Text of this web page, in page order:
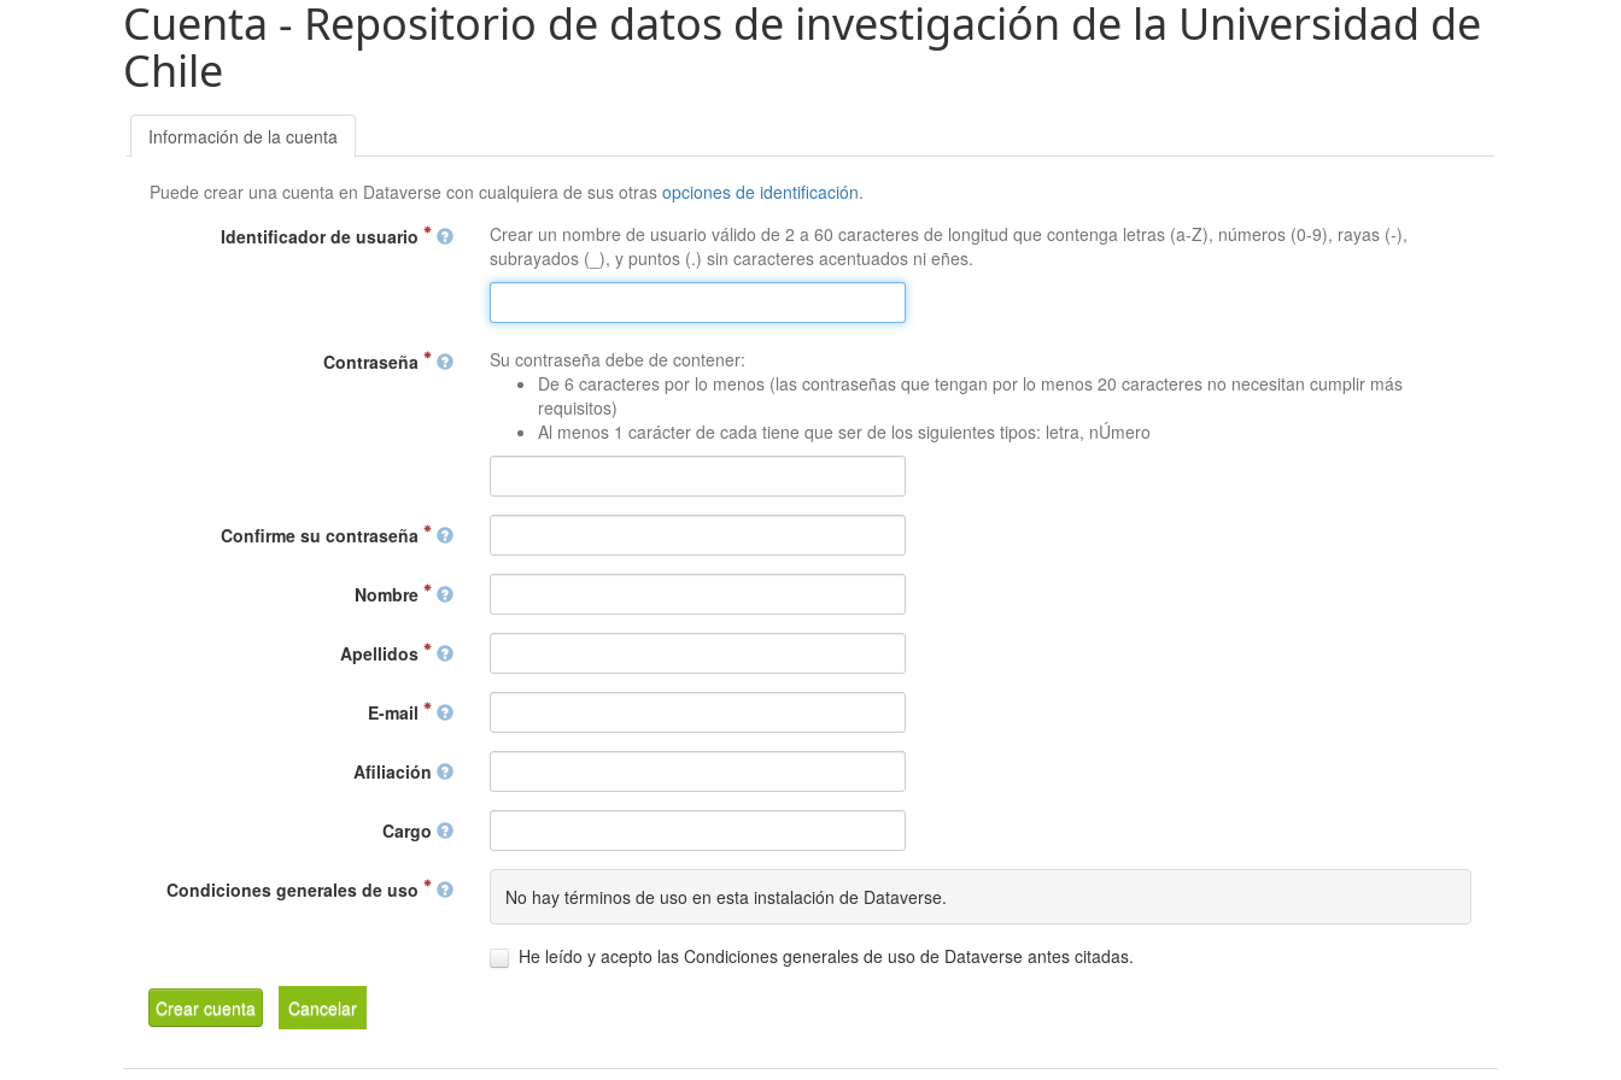
Cuenta - Repositorio de datos de investigación de la Universidad de
Chile
Información de la cuenta
Puede crear una cuenta en Dataverse con cualquiera de sus otrasopciones de identificación.
Identificador de usuario
Crear un nombre de usuario válido de 2 a 60 caracteres de longitud que contenga letras (a-Z), números (0-9), rayas (-),
subrayados (_), y puntos (.) sin caracteres acentuados ni eñes.
Contraseña
Su contraseña debe de contener:
De 6 caracteres por lo menos (las contraseñas que tengan por lo menos 20 caracteres no necesitan cumplir más
requisitos)
Al menos 1 carácter de cada tiene que ser de los siguientes tipos: letra, nÚmero
Confirme su contraseña
Nombre
Apellidos
E-mail
Afiliación
Cargo
Condiciones generales de uso No hay términos de uso en esta instalación de Dataverse.
He leído y acepto las Condiciones generales de uso de Dataverse antes citadas.
Crear cuenta Cancelar